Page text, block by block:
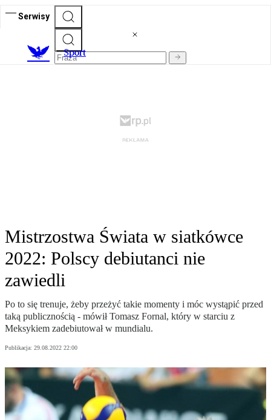
Serwisy
Sport
Mistrzostwa Świata w siatkówce
2022: Polscy debiutanci nie
zawiedli
Po to się trenuje, żeby przeżyć takie momenty i móc wystąpić przed
taką publicznością - mówił Tomasz Fornal, który w starciu z
Meksykiem zadebiutował w mundialu.
Publikacja: 29.08.2022 22:00